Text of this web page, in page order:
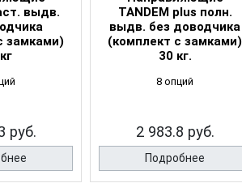
выдв.
замками)
руб.
TANDEM plus полн.
выдв. без доводчика
(комплект с замками)
30 кг.
8 опций
2 983.8 руб.
Подробнее